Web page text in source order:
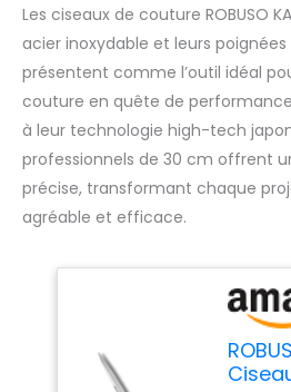
Les ciseaux de couture ROBUSO
acier inoxydable et leurs
présentent comme l’outil idéal
couture en quête de
à leur technologie high-tech
professionnels de 30 cm offrent
précise, transformant chaque
agréable et efficace.